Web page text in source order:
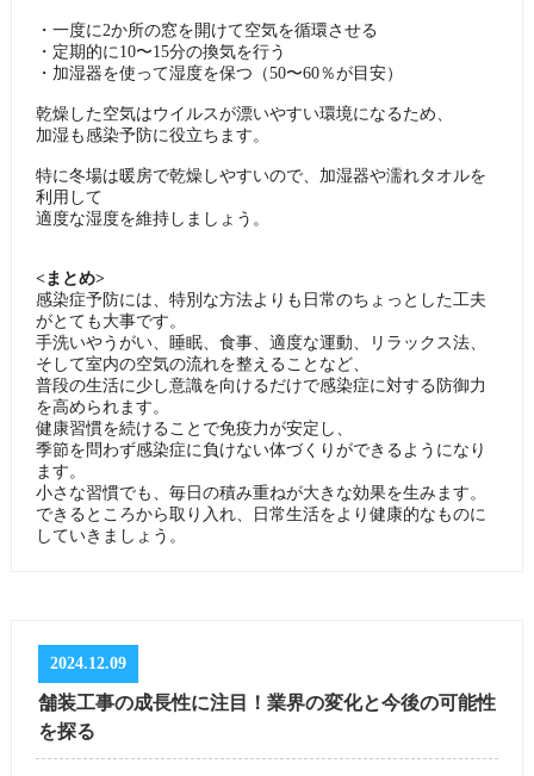
・一度に2か所の窓を開けて空気を循環させる
・定期的に10〜15分の換気を行う
・加湿器を使って湿度を保つ（50〜60％が目安）
乾燥した空気はウイルスが漂いやすい環境になるため、
加湿も感染予防に役立ちます。
特に冬場は暖房で乾燥しやすいので、加湿器や濡れタオルを
利用して
適度な湿度を維持しましょう。
<まとめ>
感染症予防には、特別な方法よりも日常のちょっとした工夫
がとても大事です。
手洗いやうがい、睡眠、食事、適度な運動、リラックス法、
そして室内の空気の流れを整えることなど、
普段の生活に少し意識を向けるだけで感染症に対する防御力
を高められます。
健康習慣を続けることで免疫力が安定し、
季節を問わず感染症に負けない体づくりができるようになり
ます。
小さな習慣でも、毎日の積み重ねが大きな効果を生みます。
できるところから取り入れ、日常生活をより健康的なものに
していきましょう。
2024.12.09
舗装工事の成長性に注目！業界の変化と今後の可能性
を探る